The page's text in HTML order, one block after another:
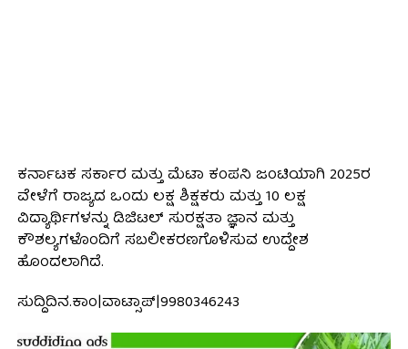
ಕರ್ನಾಟಕ ಸರ್ಕಾರ ಮತ್ತು ಮೆಟಾ ಕಂಪನಿ ಜಂಟಿಯಾಗಿ 2025ರ
ವೇಳೆಗೆ ರಾಜ್ಯದ ಒಂದು ಲಕ್ಷ ಶಿಕ್ಷಕರು ಮತ್ತು 10 ಲಕ್ಷ
ವಿದ್ಯಾರ್ಥಿಗಳನ್ನು ಡಿಜಿಟಲ್ ಸುರಕ್ಷತಾ ಜ್ಞಾನ ಮತ್ತು
ಕೌಶಲ್ಯಗಳೊಂದಿಗೆ ಸಬಲೀಕರಣಗೊಳಿಸುವ ಉದ್ದೇಶ
ಹೊಂದಲಾಗಿದೆ.
ಸುದ್ದಿದಿನ.ಕಾಂ|ವಾಟ್ಸಾಪ್|9980346243